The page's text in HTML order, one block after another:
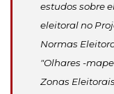
estudos sobre
eleitoral no
Normas
"Olhares -
Zonas